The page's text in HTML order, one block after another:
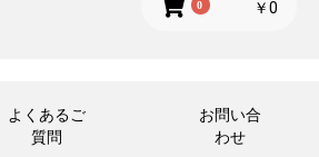
0 ￥0
よくあるご
質問
お問い合
わせ